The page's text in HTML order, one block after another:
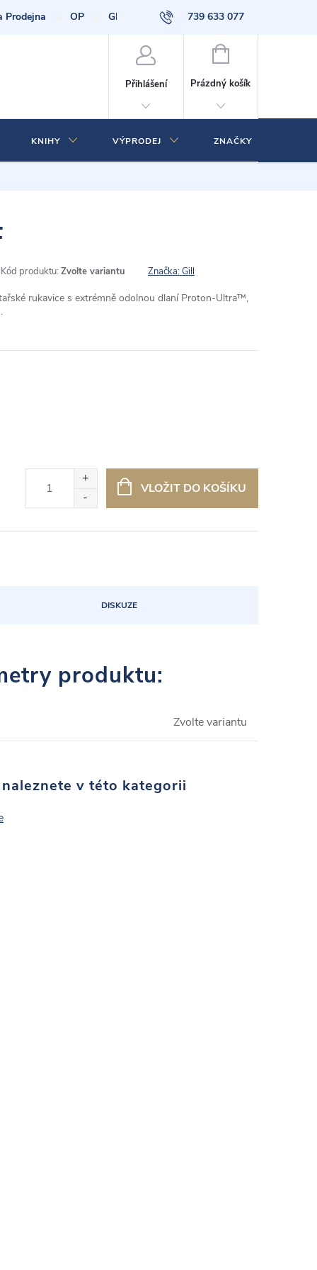
739 633 077
Prodejna OP GDPR
Přihlášení
NÁKUPNÍ
Prázdný košík
KNIHY VÝPRODEJ ZNAČKY
Kód produktu: Zvolte variantu Značka:Gill
rukavice s extrémně odolnou dlaní Proton-Ultra™,
VLOŽIT DO KOŠÍKU
DISKUZE
produktu:
Zvolte variantu
v této kategorii